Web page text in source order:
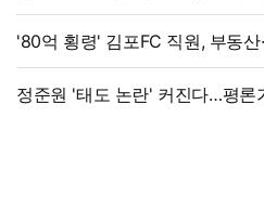
'80억 횡령' 김포FC 직원, 부동
정준원 '태도 논란' 커진다…평론